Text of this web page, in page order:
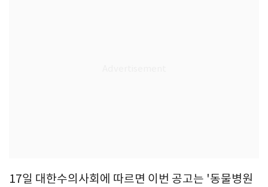
17일 대한수의사회에 따르면 이번 공고는 '동물병원